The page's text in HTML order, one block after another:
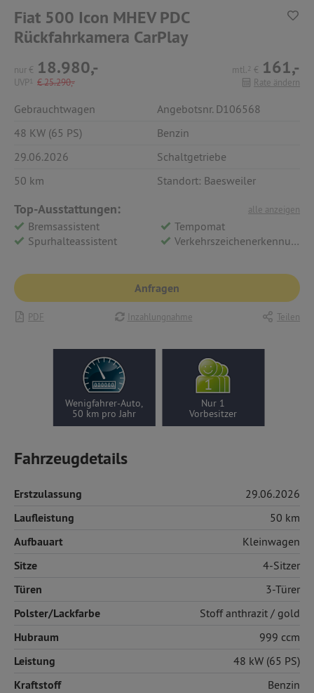
Fiat 500 Icon MHEV PDC
Rückfahrkamera CarPlay
nur € 18.980,-
UVP 1 €25.290,-
mtl. 2 € 161,-
Rate ändern
Gebrauchtwagen
Angebotsnr. D106568
48 KW (65 PS)
Benzin
29.06.2026
Schaltgetriebe
50 km
Standort: Baesweiler
alle anzeigen
Top-Ausstattungen:
Bremsassistent
Tempomat
Spurhalteassistent
Verkehrszeichenerkennung
Anfragen
PDF Inzahlungnahme Teilen
Wenigfahrer-Auto,
50 km pro Jahr
Nur 1
Vorbesitzer
Fahrzeugdetails
Erstzulassung 29.06.2026
Laufleistung 50 km
Aufbauart Kleinwagen
Sitze 4-Sitzer
Türen 3-Türer
Polster/Lackfarbe Stoffanthrazit / gold
Hubraum 999 ccm
Leistung 48 kW (65 PS)
Kraftstoff Benzin